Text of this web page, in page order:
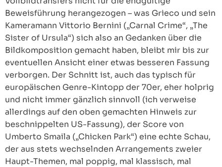
Beweisführung herangezogen – was Grieco und sein
Kameramann Vittorio Bernini („Carnal Crime“, „The
Sister of Ursula“) sich also an Gedanken über die
Bildkomposition gemacht haben, bleibt mir bis zur
eventuellen Ansicht einer etwas besseren Fassung
verborgen. Der Schnitt ist, auch das typisch für
europäischen Genre-Kintopp der 70er, eher holprig
und nicht immer gänzlich sinnvoll (ich verweise
allerdings auf den oben gemachten Hinweis zur
beschnippelten US-Fassung), der Score von
Umberto Smaila („Chicken Park“) eine echte Schau,
der aus stets wechselnden Arrangements zweier
Haupt-Themen, mal poppig, mal klassisch, mal